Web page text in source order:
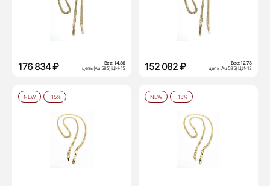
176 834 ₽ Вес:14.86
цепь (Au 585) ЦИ-15
152 082 ₽ Вес:12.78
цепь (Au 585) ЦИ-12
NEW -15% NEW -15%